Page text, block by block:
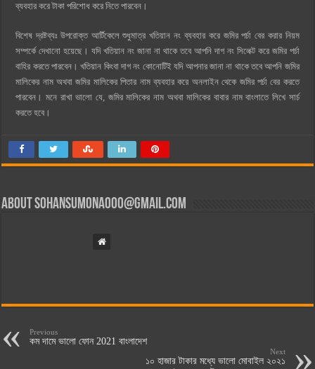
ব্যবহার করে টাকা পরিশোধ করে নিতে পারবেন।
বিশেষ দ্রষ্টব্যঃ উপরোক্ত আর্টিকেলে শুধুমাত্র খতিয়ান নং ব্যবহার করে জমির পর্চা বের করার নিয়ম
সম্পর্কে দেখানো হয়েছে। যদি খতিয়ান নং জানা না থাকে তবে আপনি দাগ নং সিলেক্ট করে জমির পর্চা
বাহির করতে পারবেন। খতিয়ান কিংবা দাগ নং কোনোটিই যদি আপনার জানা না থাকে তবে আপনি জমির
মালিকের নাম অথবা জমির মালিকের পিতার নাম ব্যবহার করে অনলাইন থেকে জমির পর্চা বের করতে
পারবেন। মনে রাখা ভালো যে, জমির মালিকের নাম অথবা মালিকের বাবার নাম বাংলাতে লিখে সার্চ
করতে হবে।
Aboutsohansumona000@gmail.com
Previous
কম দামে ভালো ফোন 2021 বাংলাদেশ
Next
১০ হাজার টাকার মধ্যে ভালো মোবাইল ২০২১